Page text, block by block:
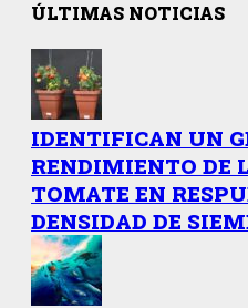
ÚLTIMAS NOTICIAS
IDENTIFICAN UN
RENDIMIENTO DE
TOMATE EN
DENSIDAD DE